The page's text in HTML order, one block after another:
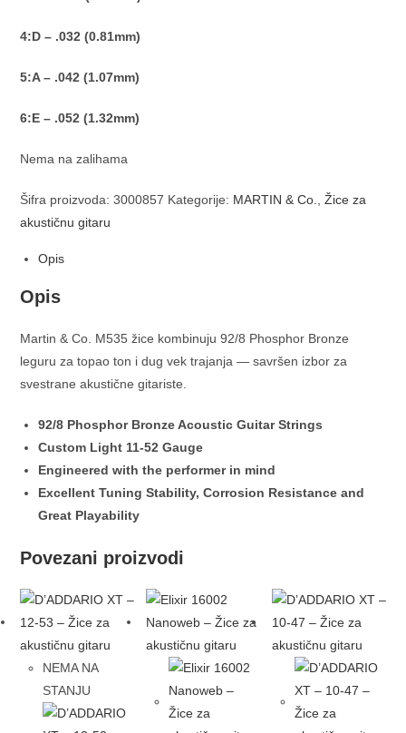
4:D – .032 (0.81mm)
5:A – .042 (1.07mm)
6:E – .052 (1.32mm)
Nema na zalihama
Šifra proizvoda:3000857 Kategorije: MARTIN & Co. ,Žice za
akustičnu gitaru
Opis
Opis
Martin & Co. M535 žice kombinuju 92/8 Phosphor Bronze
leguru za topao ton i dug vek trajanja — savršen izbor za
svestrane akustične gitariste.
92/8 Phosphor Bronze Acoustic Guitar Strings
Custom Light 11-52 Gauge
Engineered with the performer in mind
Excellent Tuning Stability, Corrosion Resistance and
Great Playability
Povezani proizvodi
NEMA NA
STANJU